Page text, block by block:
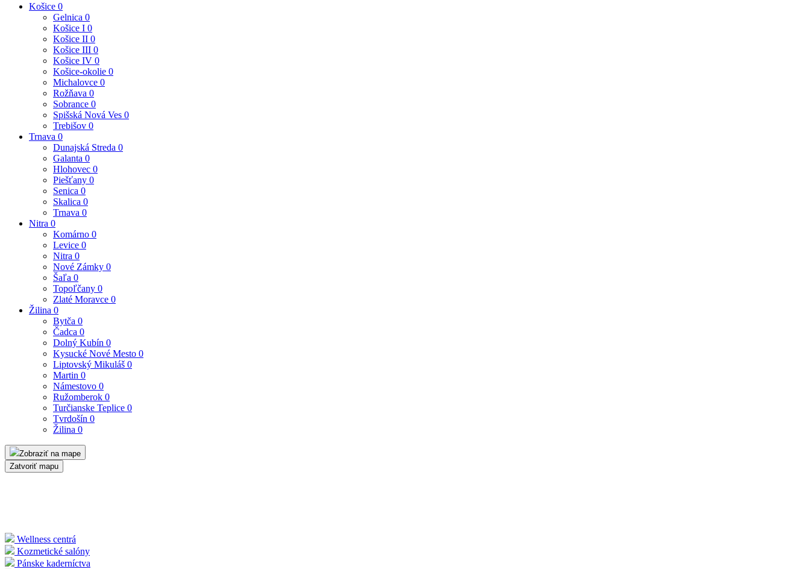
Košice 0
Gelnica 0
Košice I 0
Košice II 0
Košice III 0
Košice IV 0
Košice-okolie 0
Michalovce 0
Rožňava 0
Sobrance 0
Spišská Nová Ves 0
Trebišov 0
Trnava 0
Dunajská Streda 0
Galanta 0
Hlohovec 0
Piešťany 0
Senica 0
Skalica 0
Trnava 0
Nitra 0
Komárno 0
Levice 0
Nitra 0
Nové Zámky 0
Šaľa 0
Topoľčany 0
Zlaté Moravce 0
Žilina 0
Bytča 0
Čadca 0
Dolný Kubín 0
Kysucké Nové Mesto 0
Liptovský Mikuláš 0
Martin 0
Námestovo 0
Ružomberok 0
Turčianske Teplice 0
Tvrdošín 0
Žilina 0
Zobraziť na mape
Zatvoriť mapu
Wellness centrá
Kozmetické salóny
Pánske kaderníctva